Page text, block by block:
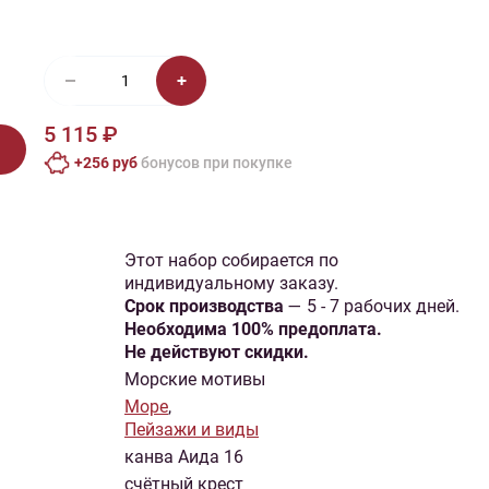
Платье Плед
5 115 ₽
+256 руббонусов при покупке
Этот набор собирается по
индивидуальному заказу.
Cрок производства — 5 - 7 рабочих дней.
Необходима 100% предоплата.
Не действуют скидки.
Морские мотивы
Море,
Пейзажи и виды
канва Аида 16
счётный крест